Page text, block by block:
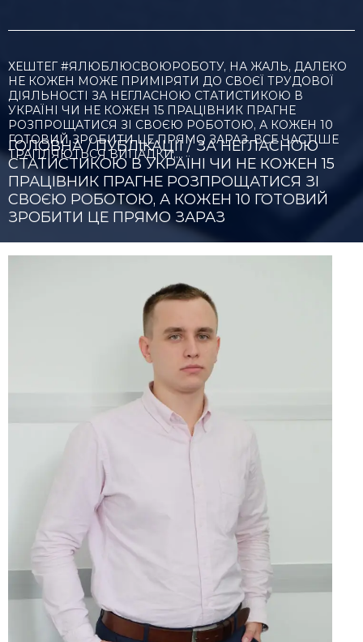
ХЕШТЕГ #ЯЛЮБЛЮСВОЮРОБОТУ, НА ЖАЛЬ, ДАЛЕКО
НЕ КОЖЕН МОЖЕ ПРИМІРЯТИ ДО СВОЄЇ ТРУДОВОЇ
ДІЯЛЬНОСТІ ЗА НЕГЛАСНОЮ СТАТИСТИКОЮ В
УКРАЇНІ ЧИ НЕ КОЖЕН 15 ПРАЦІВНИК ПРАГНЕ
РОЗПРОЩАТИСЯ ЗІ СВОЄЮ РОБОТОЮ, А КОЖЕН 10
ГОТОВИЙ ЗРОБИТИ ЦЕ ПРЯМО ЗАРАЗ. ВСЕ ЧАСТІШЕ
ТРАПЛЯЮТЬСЯ ВИПАДКИ,…
ГОЛОВНА/ПУБЛІКАЦІЇ/ЗА НЕГЛАСНОЮ
СТАТИСТИКОЮ В УКРАЇНІ ЧИ НЕ КОЖЕН 15
ПРАЦІВНИК ПРАГНЕ РОЗПРОЩАТИСЯ ЗІ
СВОЄЮ РОБОТОЮ, А КОЖЕН 10 ГОТОВИЙ
ЗРОБИТИ ЦЕ ПРЯМО ЗАРАЗ